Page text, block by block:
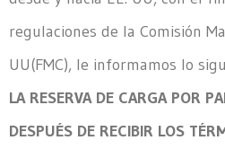
regulaciones de la Comisión
UU(FMC), le informamos lo
LA RESERVA DE CARGA POR
DESPUÉS DE RECIBIR LOS